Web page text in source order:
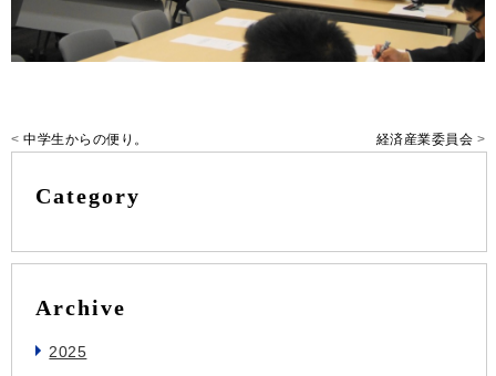
< 中学生からの便り。 経済産業委員会 >
Category
Archive
2025